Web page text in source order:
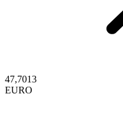
47,7013
EURO